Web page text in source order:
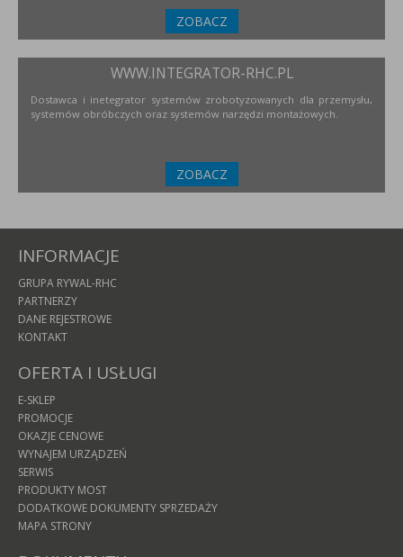
ZOBACZ
WWW.INTEGRATOR-RHC.PL
Dostawca i inetegrator systemów zrobotyzowanych dla przemysłu,
systemów obróbczych oraz systemów narzędzi montażowych.
ZOBACZ
INFORMACJE
GRUPA RYWAL-RHC
PARTNERZY
DANE REJESTROWE
KONTAKT
OFERTA I USŁUGI
E-SKLEP
PROMOCJE
OKAZJE CENOWE
WYNAJEM URZĄDZEŃ
SERWIS
PRODUKTY MOST
DODATKOWE DOKUMENTY SPRZEDAŻY
MAPA STRONY